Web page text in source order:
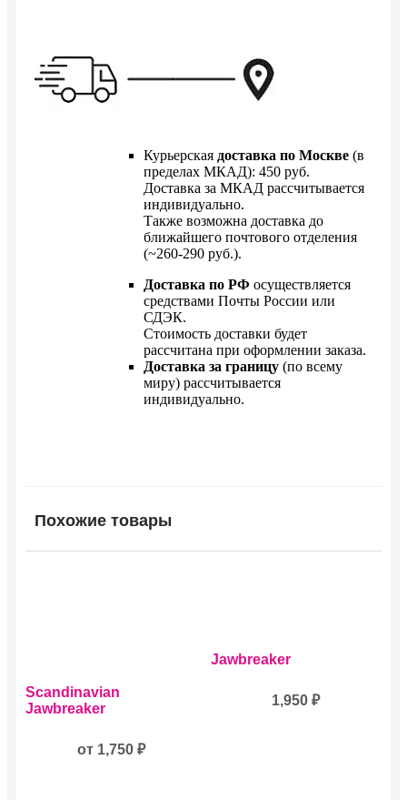
Курьерская доставка по Москве (в
пределах МКАД): 450 руб.
Доставка за МКАД рассчитывается
индивидуально.
Также возможна доставка до
ближайшего почтового отделения
(~260-290 руб.).
Доставка по РФ осуществляется
средствами Почты России или
СДЭК.
Стоимость доставки будет
рассчитана при оформлении заказа.
Доставка за границу (по всему
миру) рассчитывается
индивидуально.
Похожие товары
Этот
товар
имеет
вариаций.
Scandinavian
Jawbreaker
от 1,750 ₽
Jawbreaker
1,950₽